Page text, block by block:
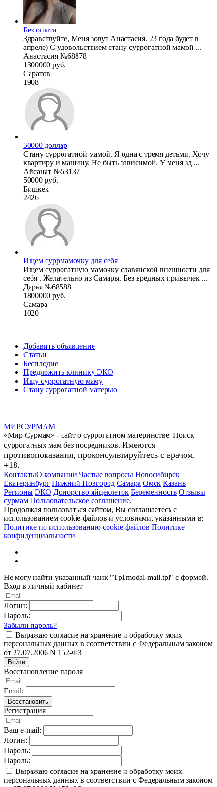
Без опыта
Здравствуйте, Меня зовут Анастасия. 23 года будет в
апреле) С удовольствием стану суррогатной мамой ...
Анастасия №68878
1300000 руб.
Саратов
1908
50000 доллар
Стану суррогатной мамой. Я одна с тремя детьми. Хочу
квартиру и машину. Не быть зависимой. У меня зд ...
Айсанат №53137
50000 руб.
Бишкек
2426
Ищем суррмамочку для себя
Ищем суррогатную мамочку славянской внешности для
себя . Желательно из Самары. Без вредных привычек ...
Дарья №68588
1800000 руб.
Самара
1020
Добавить объявление
Статьи
Бесплодие
Предложить клинику ЭКО
Ищу суррогатную маму
Стану суррогатной матерью
МИРСУРМАМ
«Мир Сурмам» - сайт о суррогатном материнстве. Поиск
суррогатных мам без посредников. Имеются
противопоказания, проконсультируйтесь с врачом.
+18.
КонтактыО компании Частые вопросы Новосибирск
Екатеринбург Нижний Новгород Самара Омск Казань
Регионы ЭКО Донорство яйцеклеток Беременность Отзывы
сурмам Пользовательское соглашение.
Продолжая пользоваться сайтом, Вы соглашаетесь с
использованием cookie-файлов и условиями, указанными в:
Политике по использованию cookie-файлов Политике
конфиденциальности
Не могу найти указанный чанк "Tpl.modal-mail.tpl" с формой.
Вход в личный кабинет
Логин:
Пароль:
Забыли пароль?
Выражаю согласие на хранение и обработку моих
персональных данных в соответствии с Федеральным законом
от 27.07.2006 N 152-ФЗ
Войти
Восстановление пароля
Email:
Восстановить
Регистрация
Ваш e-mail:
Логин:
Пароль:
Пароль:
Выражаю согласие на хранение и обработку моих
персональных данных в соответствии с Федеральным законом